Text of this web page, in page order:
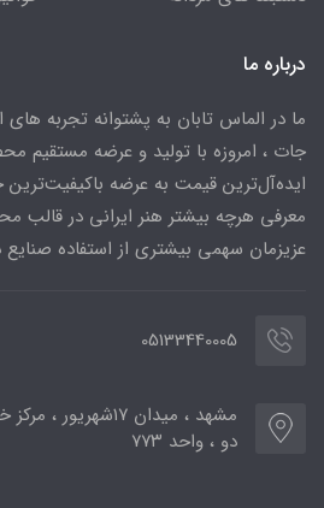
درباره ما
ما در الماس تابان به پشتوانه تجربه های
جات ، امروزه با تولید و عرضه مستقیم
ایده‌آل‌ترین قیمت به عرضه باکیفیت‌ترین
معرفی هرچه بیشتر هنر ایرانی در قالب
عزیزمان سهمی بیشتری از استفاده
05133440005
دو ، واحد ۷۷۳